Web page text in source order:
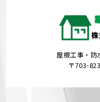
屋根工事・防
〒703-